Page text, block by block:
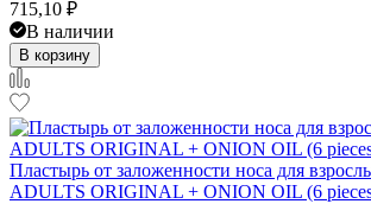
715,10 ₽
В наличии
В корзину
Пластырь от заложенности носа для
ADULTS ORIGINAL + ONION OIL (6